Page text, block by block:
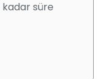
süre